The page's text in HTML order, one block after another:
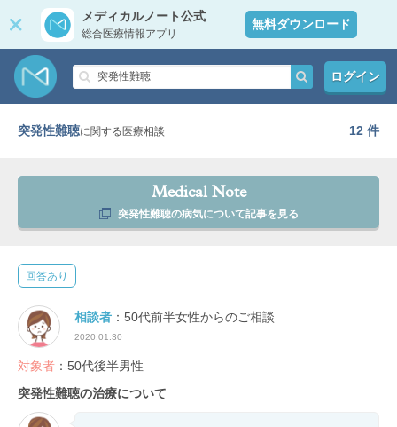
メディカルノート公式
総合医療情報アプリ
無料ダウンロード
ログイン
突発性難聴に関する医療相談 12 件
Medical Note
突発性難聴の病気について記事を見る
回答あり
相談者 ：50代前半女性からのご相談
2020.01.30
対象者 ：50代後半男性
突発性難聴の治療について